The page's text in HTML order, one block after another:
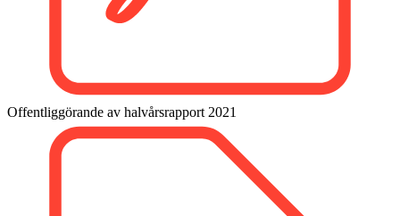
Offentliggörande av halvårsrapport 2021